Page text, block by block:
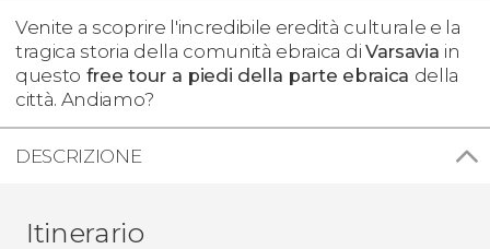
Venite a scoprire l'incredibile eredità culturale e la
tragica storia della comunità ebraica di Varsavia in
questo free tour a piedi della parte ebraica della
città. Andiamo?
DESCRIZIONE
Itinerario